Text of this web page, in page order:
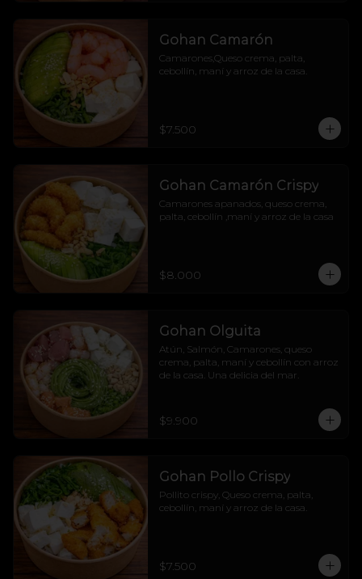
Gohan Camarón
Camarones,Queso crema, palta,
cebollín, maní y arroz de la casa.
$7.500
Gohan Camarón Crispy
Camarones apanados, queso crema,
palta, cebollín ,maní y arroz de la casa
$8.000
Gohan Olguita
Atún, Salmón, Camarones, queso
crema, palta, maní y cebollín con arroz
de la casa. Una delicia del mar.
$9.900
Gohan Pollo Crispy
Pollito crispy, Queso crema, palta,
cebollín, maní y arroz de la casa.
$7.500